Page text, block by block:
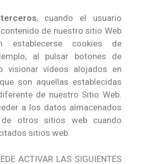
, cuando el usuario
de nuestro sitio Web
establecerse cookies de
al pulsar botones de
visionar vídeos alojados en
son aquellas establecidas
de nuestro Sitio Web.
a los datos almacenados
otros sitios web cuando
sitios web.
ACTIVAR LAS SIGUIENTES